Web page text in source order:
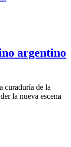
argentino
curaduría de la
la nueva escena